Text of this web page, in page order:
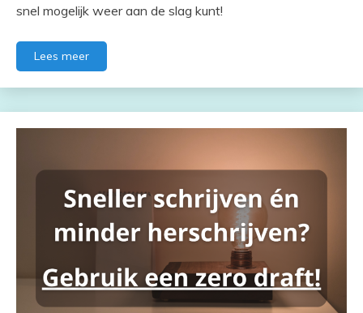
snel mogelijk weer aan de slag kunt!
Lees meer